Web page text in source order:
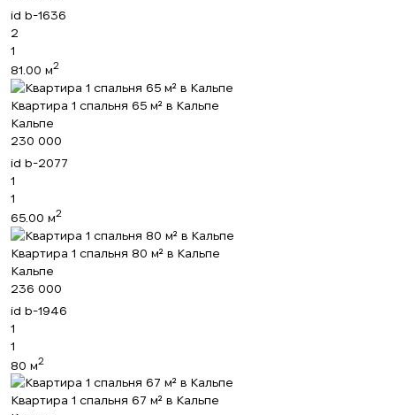
id b-1636
2
1
81.00 м2
Квартира 1 спальня 65 м² в Кальпе
Кальпе
230 000
id b-2077
1
1
65.00 м2
Квартира 1 спальня 80 м² в Кальпе
Кальпе
236 000
id b-1946
1
1
80 м2
Квартира 1 спальня 67 м² в Кальпе